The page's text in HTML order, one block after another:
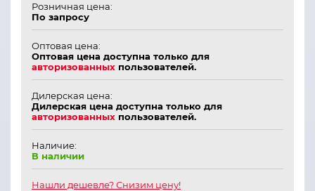
Розничная цена:
По запросу
Оптовая цена:
Оптовая цена доступна только для
авторизованных пользователей.
Дилерская цена:
Дилерская цена доступна только для
авторизованных пользователей.
Наличие:
В наличии
Нашли дешевле? Снизим цену!